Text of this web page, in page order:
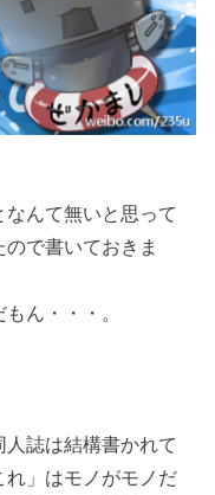
んて無いと思って
で書いておきま
ん・・・。
誌は結構書かれて
れ」はモノがモノだ